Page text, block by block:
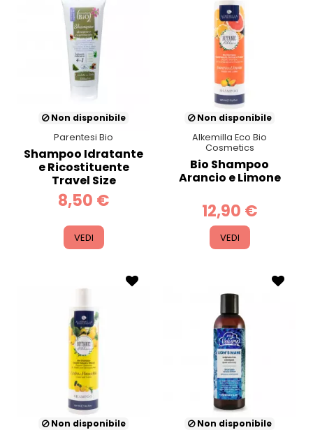
Non disponibile
Parentesi Bio
Shampoo Idratante
e Ricostituente
Travel Size
8,50 €
VEDI
Non disponibile
Alkemilla Eco Bio
Cosmetics
Bio Shampoo
Arancio e Limone
12,90 €
VEDI
Non disponibile
Non disponibile